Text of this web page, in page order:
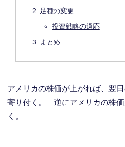
足種の変更
投資戦略の適応
まとめ
アメリカの株価が上がれば、翌
寄り付く。 逆にアメリカの株価
く。